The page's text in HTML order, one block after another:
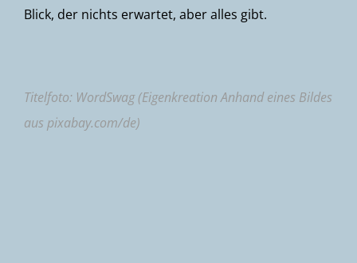
Blick, der nichts erwartet, aber alles gibt.
Titelfoto: WordSwag (Eigenkreation Anhand eines Bildes
aus pixabay.com/de)